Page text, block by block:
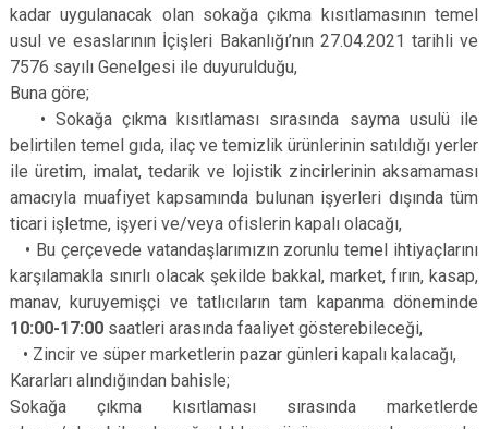
kadar uygulanacak olan sokağa çıkma kısıtlamasının temel
usul ve esaslarının İçişleri Bakanlığı’nın 27.04.2021 tarihli ve
7576 sayılı Genelgesi ile duyurulduğu,
Buna göre;
• Sokağa çıkma kısıtlaması sırasında sayma usulü ile
belirtilen temel gıda, ilaç ve temizlik ürünlerinin satıldığı yerler
ile üretim, imalat, tedarik ve lojistik zincirlerinin aksamaması
amacıyla muafiyet kapsamında bulunan işyerleri dışında tüm
ticari işletme, işyeri ve/veya ofislerin kapalı olacağı,
• Bu çerçevede vatandaşlarımızın zorunlu temel ihtiyaçlarını
karşılamakla sınırlı olacak şekilde bakkal, market, fırın, kasap,
manav, kuruyemişçi ve tatlıcıların tam kapanma döneminde
10:00-17:00 saatleri arasında faaliyet gösterebileceği,
• Zincir ve süper marketlerin pazar günleri kapalı kalacağı,
Kararları alındığından bahisle;
Sokağa çıkma kısıtlaması sırasında marketlerde